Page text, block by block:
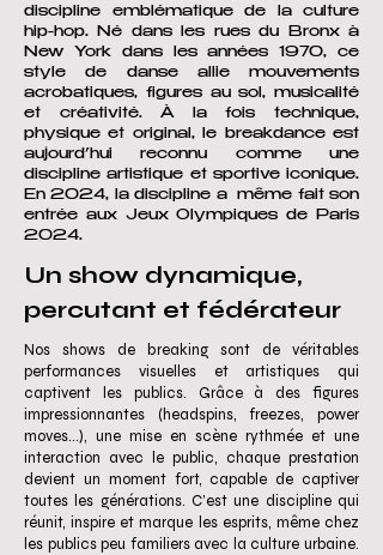
discipline emblématique de la culture
hip-hop. Né dans les rues du Bronx à
New York dans les années 1970, ce
style de danse allie mouvements
acrobatiques, figures au sol, musicalité
et créativité. À la fois technique,
physique et original, le breakdance est
aujourd’hui reconnu comme une
discipline artistique et sportive iconique.
En 2024, la discipline a même fait son
entrée aux Jeux Olympiques de Paris
2024.
Un show dynamique,
percutant et fédérateur
Nos shows de breaking sont de véritables
performances visuelles et artistiques qui
captivent les publics. Grâce à des figures
impressionnantes (headspins, freezes, power
moves…), une mise en scène rythmée et une
interaction avec le public, chaque prestation
devient un moment fort, capable de captiver
toutes les générations. C’est une discipline qui
réunit, inspire et marque les esprits, même chez
les publics peu familiers avec la culture urbaine.